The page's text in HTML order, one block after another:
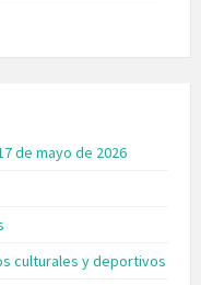
de mayo de 2026
culturales y deportivos